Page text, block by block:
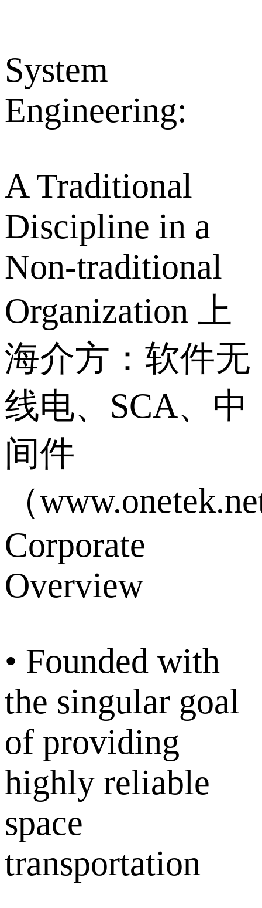
System
Engineering:
A Traditional
Discipline in a
Non-traditional
Organization 上
海介方：软件无
线电、SCA、中
间件
（
Corporate
Overview
• Founded with
the singular goal
of providing
highly reliable
space
transportation